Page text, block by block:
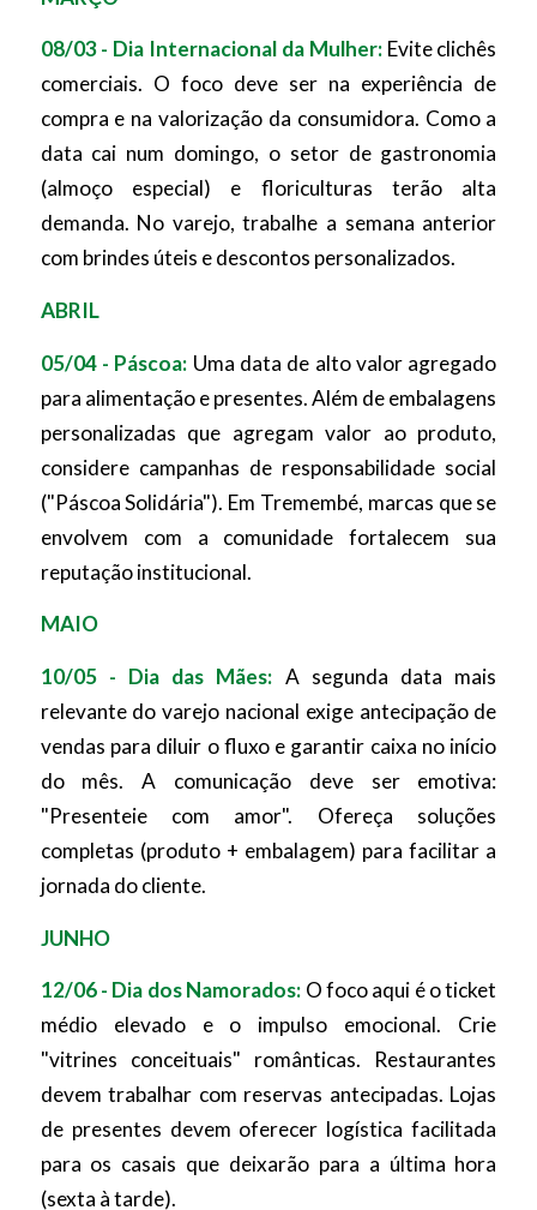
08/03 - Dia Internacional da Mulher:Evite clichês
comerciais. O foco deve ser na experiência de
compra e na valorização da consumidora. Como a
data cai num domingo, o setor de gastronomia
(almoço especial) e floriculturas terão alta
demanda. No varejo, trabalhe a semana anterior
com brindes úteis e descontos personalizados.
ABRIL
05/04 - Páscoa: Uma data de alto valor agregado
para alimentação e presentes. Além de embalagens
personalizadas que agregam valor ao produto,
considere campanhas de responsabilidade social
("Páscoa Solidária"). Em Tremembé, marcas que se
envolvem com a comunidade fortalecem sua
reputação institucional.
MAIO
10/05 - Dia das Mães: A segunda data mais
relevante do varejo nacional exige antecipação de
vendas para diluir o fluxo e garantir caixa no início
do mês. A comunicação deve ser emotiva:
"Presenteie com amor". Ofereça soluções
completas (produto + embalagem) para facilitar a
jornada do cliente.
JUNHO
12/06 - Dia dos Namorados: O foco aqui é o ticket
médio elevado e o impulso emocional. Crie
"vitrines conceituais" românticas. Restaurantes
devem trabalhar com reservas antecipadas. Lojas
de presentes devem oferecer logística facilitada
para os casais que deixarão para a última hora
(sexta à tarde).